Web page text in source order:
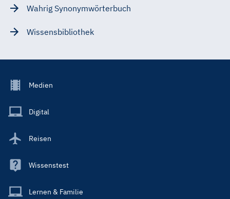
Wahrig Synonymwörterbuch
Wissensbibliothek
Footer
Main
Medien
Digital
Reisen
Wissenstest
Lernen & Familie